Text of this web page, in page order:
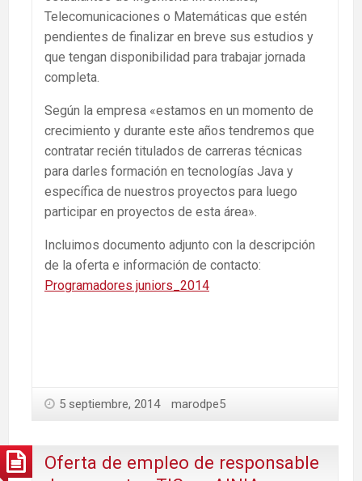
Telecomunicaciones o Matemáticas que estén
pendientes de finalizar en breve sus estudios y
que tengan disponibilidad para trabajar jornada
completa.
Según la empresa «estamos en un momento de
crecimiento y durante este años tendremos que
contratar recién titulados de carreras técnicas
para darles formación en tecnologías Java y
específica de nuestros proyectos para luego
participar en proyectos de esta área».
Incluimos documento adjunto con la descripción
de la oferta e información de contacto:
Programadores juniors_2014
5 septiembre, 2014 marodpe5
Oferta de empleo de responsable